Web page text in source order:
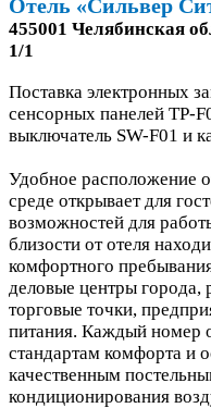
Отель «Сильвер
455001 Челябинская
1/1
Поставка электронных
сенсорных панелей TP-
выключатель SW-F01 и
Удобное расположение
среде открывает для
возможностей для
близости от отеля
комфортного
деловые центры города,
торговые точки,
питания. Каждый номер
стандартам комфорта и
качественным
кондиционирования